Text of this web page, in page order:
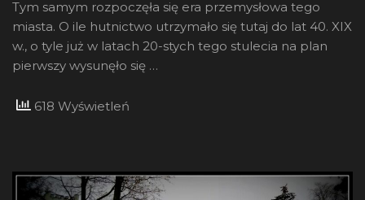
Tym samym rozpoczęła się era przemysłowa tego
miasta. O ile hutnictwo utrzymało się tutaj do lat 40. XIX
w., o tyle już w latach 20-stych tego stulecia na plan
pierwszy wysunęło się …
618 Wyświetleń